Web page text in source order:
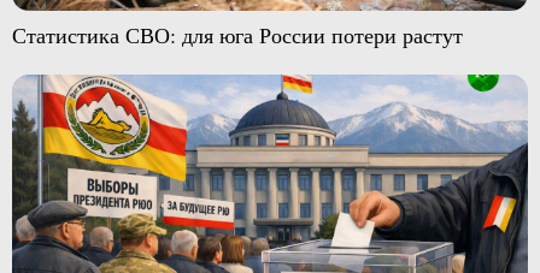
Статистика СВО: для юга России потери растут